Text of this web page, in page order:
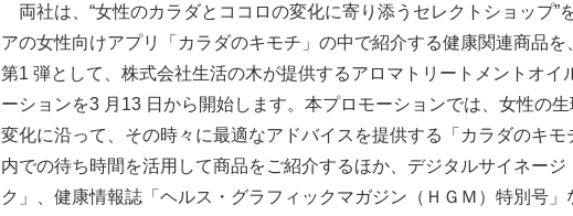
両社は、“女性のカラダとココロの変化に寄り添うセレクトショップ”
アの女性向けアプリ「カラダのキモチ」の中で紹介する健康関連商品を
第1 弾として、株式会社生活の木が提供するアロマトリートメントオイ
ーションを3 月13 日から開始します。本プロモーションでは、女性の
変化に沿って、その時々に最適なアドバイスを提供する「カラダのキ
内での待ち時間を活用して商品をご紹介するほか、デジタルサイネー
ク」、健康情報誌「ヘルス・グラフィックマガジン（ＨＧＭ）特別号